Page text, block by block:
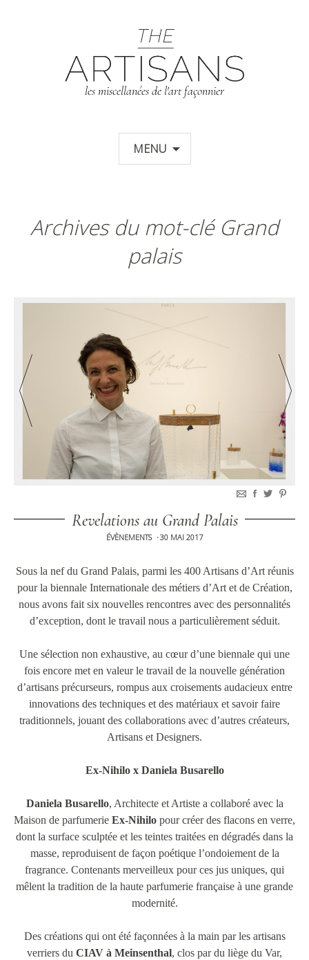
les miscellanées de l'art façonnier
MENU
Archives du mot-clé Grand
palais
Revelations au Grand Palais
ÉVÈNEMENTS •30 MAI 2017
Sous la nef du Grand Palais, parmi les 400 Artisans d’Art réunis
pour la biennale Internationale des métiers d’Art et de Création,
nous avons fait six nouvelles rencontres avec des personnalités
d’exception, dont le travail nous a particulièrement séduit.
Une sélection non exhaustive, au cœur d’une biennale qui une
fois encore met en valeur le travail de la nouvelle génération
d’artisans précurseurs, rompus aux croisements audacieux entre
innovations des techniques et des matériaux et savoir faire
traditionnels, jouant des collaborations avec d’autres créateurs,
Artisans et Designers.
Ex-Nihilo x Daniela Busarello
Daniela Busarello, Architecte et Artiste a collaboré avec la
Maison de parfumerie Ex-Nihilo pour créer des flacons en verre,
dont la surface sculptée et les teintes traitées en dégradés dans la
masse, reproduisent de façon poétique l’ondoiement de la
fragrance. Contenants merveilleux pour ces jus uniques, qui
mêlent la tradition de la haute parfumerie française à une grande
modernité.
Des créations qui ont été façonnées à la main par les artisans
verriers du CIAV à Meinsenthal, clos par du liège du Var,